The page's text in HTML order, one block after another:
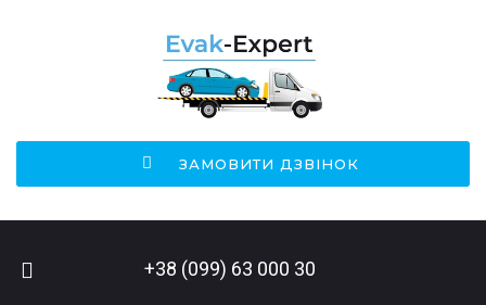
ЗАМОВИТИ ДЗВІНОК
+38 (099) 63 000 30
ПОШУК НА САЙТІ